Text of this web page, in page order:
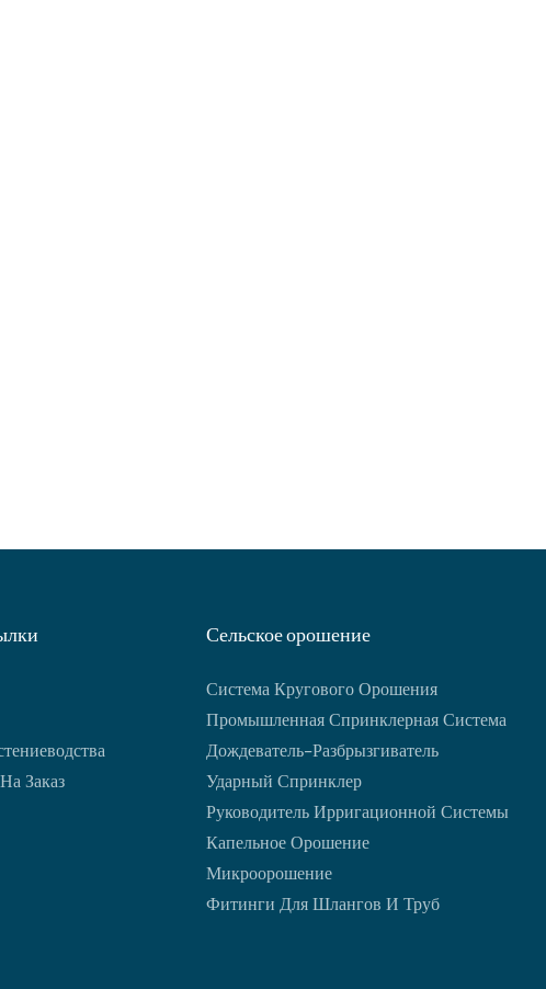
Заказ
Сельское орошение
Система Кругового Орошения
Промышленная Спринклерная Система
Дождеватель-Разбрызгиватель
Ударный Спринклер
Руководитель Ирригационной Системы
Капельное Орошение
Микроорошение
Фитинги Для Шлангов И Труб